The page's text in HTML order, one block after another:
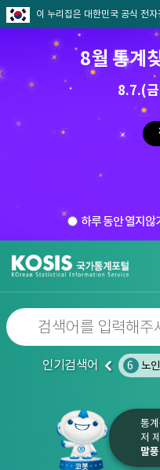
이 누리집은 대한민국 공식 전
8월 통계
8.7.(
하루 동안 열지않
인기검색어
이
5 권역별 문화 예술 시설 수 6 노인인구
통
저
말